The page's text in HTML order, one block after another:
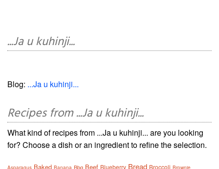
...Ja u kuhinji...
Blog: ...Ja u kuhinji...
Recipes from ...Ja u kuhinji...
What kind of recipes from ...Ja u kuhinji... are you looking
for? Choose a dish or an ingredient to refine the selection.
Baked Bbq Beef Blueberry Bread Broccoli